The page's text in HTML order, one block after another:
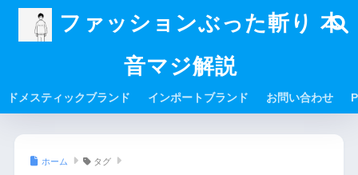
ファッションぶった斬り 本
音マジ解説
ドメスティックブランド インポートブランド お問い合わせ
ホーム タグ